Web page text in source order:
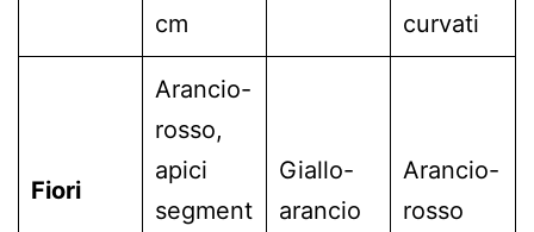
cm
curvati
Fiori
Arancio-
rosso,
apici
segment
Giallo-
arancio
Arancio-
rosso